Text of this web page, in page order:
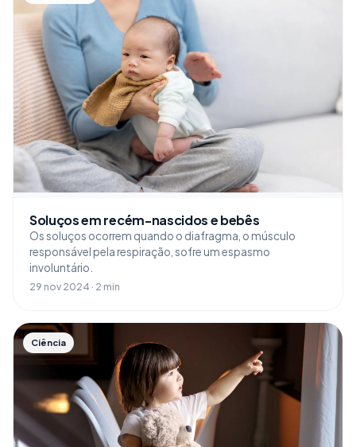
Soluços em recém-nascidos e bebês
Os soluços ocorrem quando o diafragma, o músculo
responsável pela respiração, sofre um espasmo
involuntário.
29 nov 2024 · 2 min
Ciência